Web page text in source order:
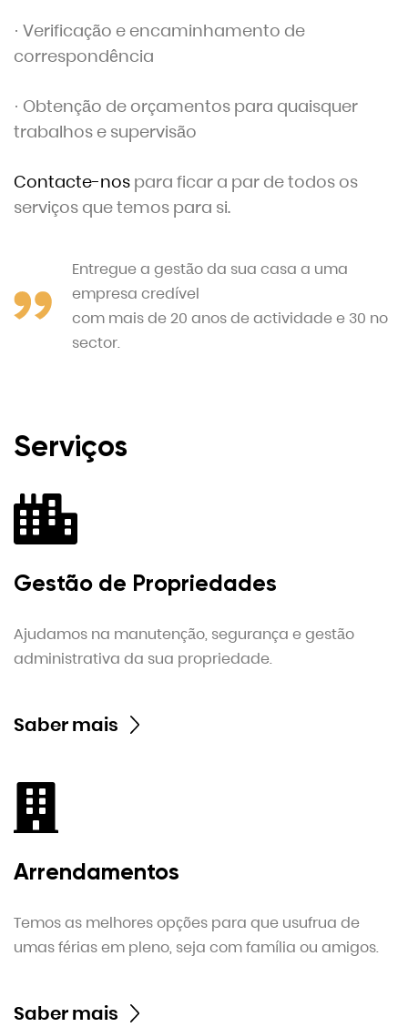
· Verificação e encaminhamento de
correspondência
· Obtenção de orçamentos para quaisquer
trabalhos e supervisão
Contacte-nos para ficar a par de todos os
serviços que temos para si.
Entregue a gestão da sua casa a uma
empresa credível
com mais de 20 anos de actividade e 30 no
sector.
Serviços
Gestão de Propriedades
Ajudamos na manutenção, segurança e gestão
administrativa da sua propriedade.
Saber mais
Arrendamentos
Temos as melhores opções para que usufrua de
umas férias em pleno, seja com família ou amigos.
Saber mais